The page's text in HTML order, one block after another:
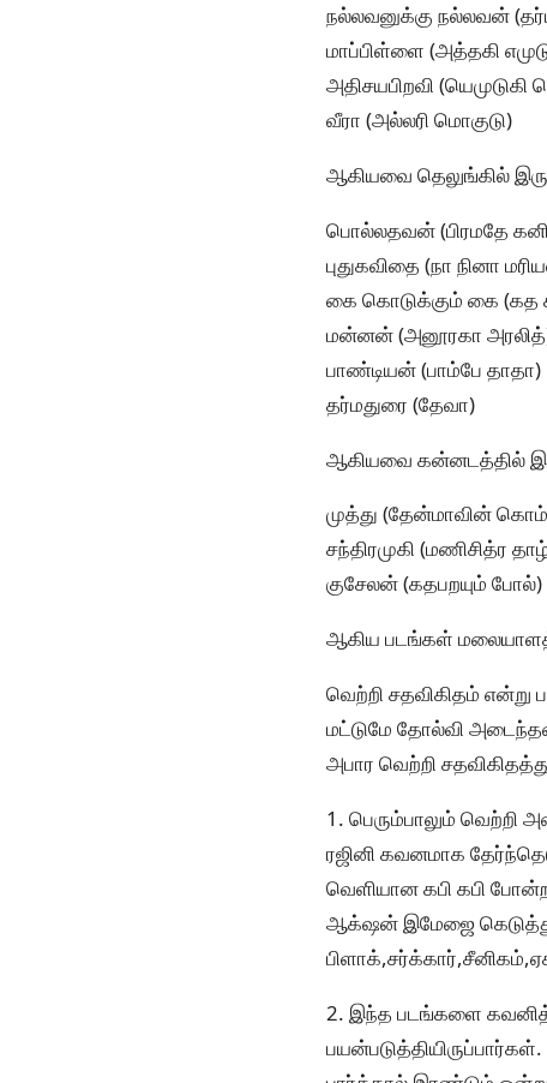
நல்லவனுக்கு நல்லவன்
மாப்பிள்ளை (அத்தகி
அதிசயபிறவி (யெமுடுகி
வீரா (அல்லரி மொகுடு)
ஆகியவை தெலுங்கில்
பொல்லதவன் (பிரமதே
புதுகவிதை (நா நினா
கை கொடுக்கும் கை (கத
மன்னன் (அனூரகா
பாண்டியன் (பாம்பே தாதா)
தர்மதுரை (தேவா)
ஆகியவை கன்னடத்தில்
முத்து (தேன்மாவின்
சந்திரமுகி (மணிசித்ர
குசேலன் (கதபறயும் போல்)
ஆகிய படங்கள்
வெற்றி சதவிகிதம்
மட்டுமே தோல்வி
அபார வெற்றி
1. பெரும்பாலும் வெற்றி
ரஜினி கவனமாக
வெளியான கபி கபி
ஆக்‌ஷன் இமேஜை
2. இந்த படங்களை